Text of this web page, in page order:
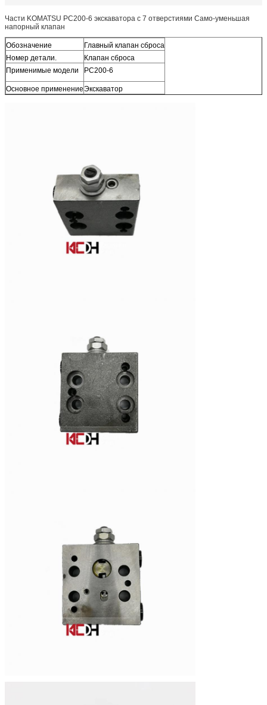
Части KOMATSU PC200-6 экскаватора с 7 отверстиями Само-уменьшая
напорный клапан
Обозначение
Главный клапан сброса
Номер детали.
Клапан сброса
Применимые модели
PC200-6
Основное применениеЭкскаватор